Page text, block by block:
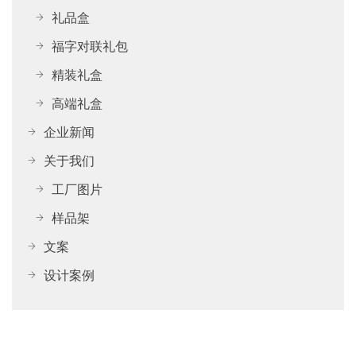
礼品盒
福字对联礼包
精装礼盒
高端礼盒
企业新闻
关于我们
工厂图片
样品架
文案
设计案例